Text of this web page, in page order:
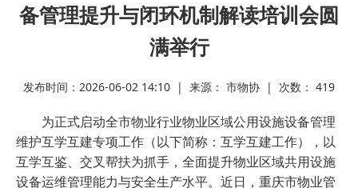
备管理提升与闭环机制解读培训会圆
满举行
发布时间：2026-06-02 14:10 | 来源： 市物协 | 次数： 419
为正式启动全市物业行业物业区域公用设施设备管理
维护互学互建专项工作（以下简称：互学互建工作），以
互学互鉴、交叉帮扶为抓手，全面提升物业区域共用设施
设备运维管理能力与安全生产水平。近日，重庆市物业管